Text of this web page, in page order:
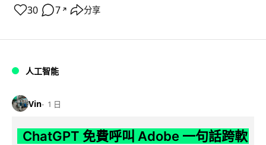
30 7 ↗ 分享
人工智能
Vin 1 日
ChatGPT 免費呼叫 Adobe 一句話跨軟